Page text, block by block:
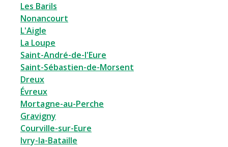
Les Barils
Nonancourt
L'Aigle
La Loupe
Saint-André-de-l'Eure
Saint-Sébastien-de-Morsent
Dreux
Évreux
Mortagne-au-Perche
Gravigny
Courville-sur-Eure
Ivry-la-Bataille